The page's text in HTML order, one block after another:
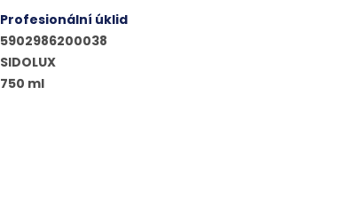
Profesionální úklid
5902986200038
SIDOLUX
750 ml